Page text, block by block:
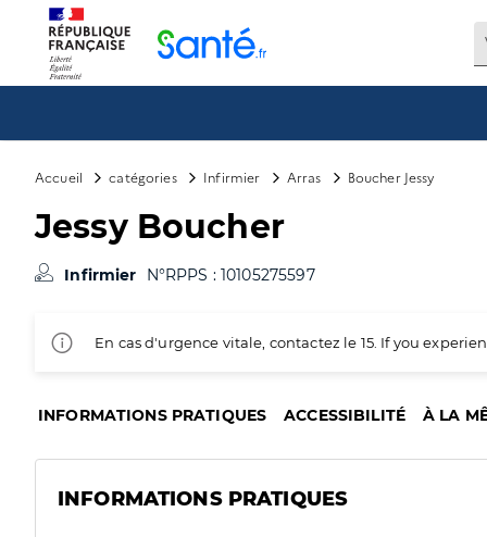
Accueil catégories Infirmier Arras Boucher Jessy
Jessy Boucher
Infirmier N°RPPS : 10105275597
En cas d'urgence vitale, contactez le 15. If you
INFORMATIONS PRATIQUES ACCESSIBILITÉ À LA
INFORMATIONS PRATIQUES
Panneau de gestion des cookies